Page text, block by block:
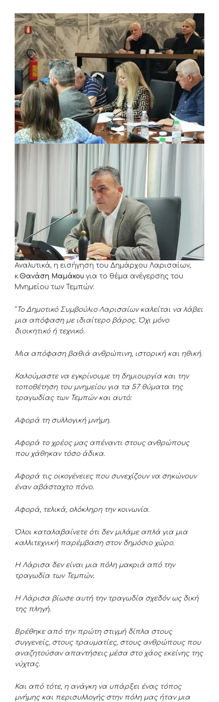
Αναλυτικά, η εισήγηση του Δημάρχου Λαρισαίων,
κ.Θανάση Μαμάκου για το θέμα ανέγερσης του
Μνημείου των Τεμπών:
“ Το Δημοτικό Συμβούλιο Λαρισαίων καλείται να λάβει
μια απόφαση με ιδιαίτερο βάρος. Όχι μόνο
διοικητικό ή τεχνικό.
Μια απόφαση βαθιά ανθρώπινη, ιστορική και ηθική.
Καλούμαστε να εγκρίνουμε τη δημιουργία και την
τοποθέτηση του μνημείου για τα 57 θύματα της
τραγωδίας των Τεμπών και αυτό:
Αφορά τη συλλογική μνήμη.
Αφορά το χρέος μας απέναντι στους ανθρώπους
που χάθηκαν τόσο άδικα.
Αφορά τις οικογένειες που συνεχίζουν να σηκώνουν
έναν αβάσταχτο πόνο.
Αφορά, τελικά, ολόκληρη την κοινωνία.
Όλοι καταλαβαίνετε ότι δεν μιλάμε απλά για μια
καλλιτεχνική παρέμβαση στον δημόσιο χώρο.
Η Λάρισα δεν είναι μια πόλη μακριά από την
τραγωδία των Τεμπών.
Η Λάρισα βίωσε αυτή την τραγωδία σχεδόν ως δική
της πληγή.
Βρέθηκε από την πρώτη στιγμή δίπλα στους
συγγενείς, στους τραυματίες, στους ανθρώπους που
αναζητούσαν απαντήσεις μέσα στο χάος εκείνης της
νύχτας.
Και από τότε, η ανάγκη να υπάρξει ένας τόπος
μνήμης και περισυλλογής στην πόλη μας ήταν μια